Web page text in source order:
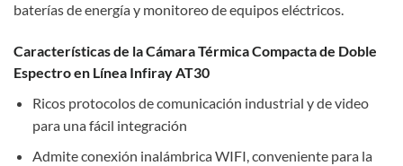
baterías de energía y monitoreo de equipos eléctricos.
Características de la Cámara Térmica Compacta de Doble
Espectro en Línea Infiray AT30
Ricos protocolos de comunicación industrial y de video
para una fácil integración
Admite conexión inalámbrica WIFI, conveniente para la